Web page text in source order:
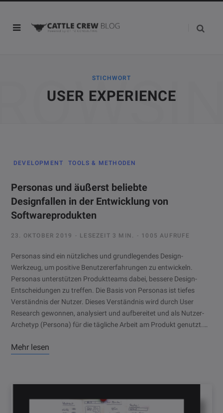
STICHWORT
USER EXPERIENCE
DEVELOPMENT TOOLS & METHODEN
Personas und äußerst beliebte
Designfallen in der Entwicklung von
Softwareprodukten
23. OKTOBER 2019 LESEZEIT 3 MIN. 1005 AUFRUFE
Personas sind ein nützliches und grundlegendes Design-
Werkzeug, um positive Benutzererfahrungen zu entwickeln.
Personas unterstützen Produktteams dabei, bessere Design-
Entscheidungen zu treffen. Die Basis von Personas ist tiefes
Verständnis der Nutzer. Dieses Verständnis wird durch User
Research gewonnen, analysiert und aufbereitet und als Nutzer-
Archetyp (Persona) für die tägliche Arbeit am Produkt genutzt.…
Mehr lesen